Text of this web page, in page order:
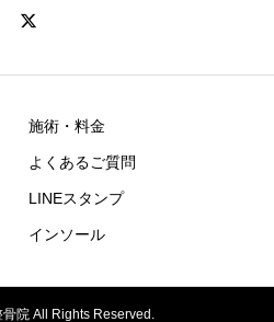
施術・料金
よくあるご質問
LINEスタンプ
インソール
院 All Rights Reserved.